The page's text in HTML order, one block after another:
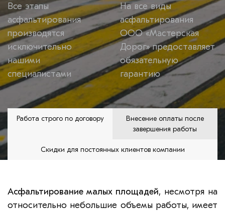
Все этапы
асфальтирования
производятся
исключительно
нашими
специалистами
На все виды
асфальтирования
ООО «Мастерская
Дорог» предоставляет
обязательную
гарантию
Работа строго по договору
Внесение оплаты после
завершения работы
Скидки для постоянных клиентов компании
Асфальтирование малых площадей, несмотря на
относительно небольшие объемы работы, имеет